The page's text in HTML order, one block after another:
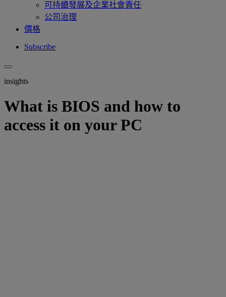
可持續發展及企業社會責任
公司治理
價格
Subscribe
insights
What is BIOS and how to
access it on your PC